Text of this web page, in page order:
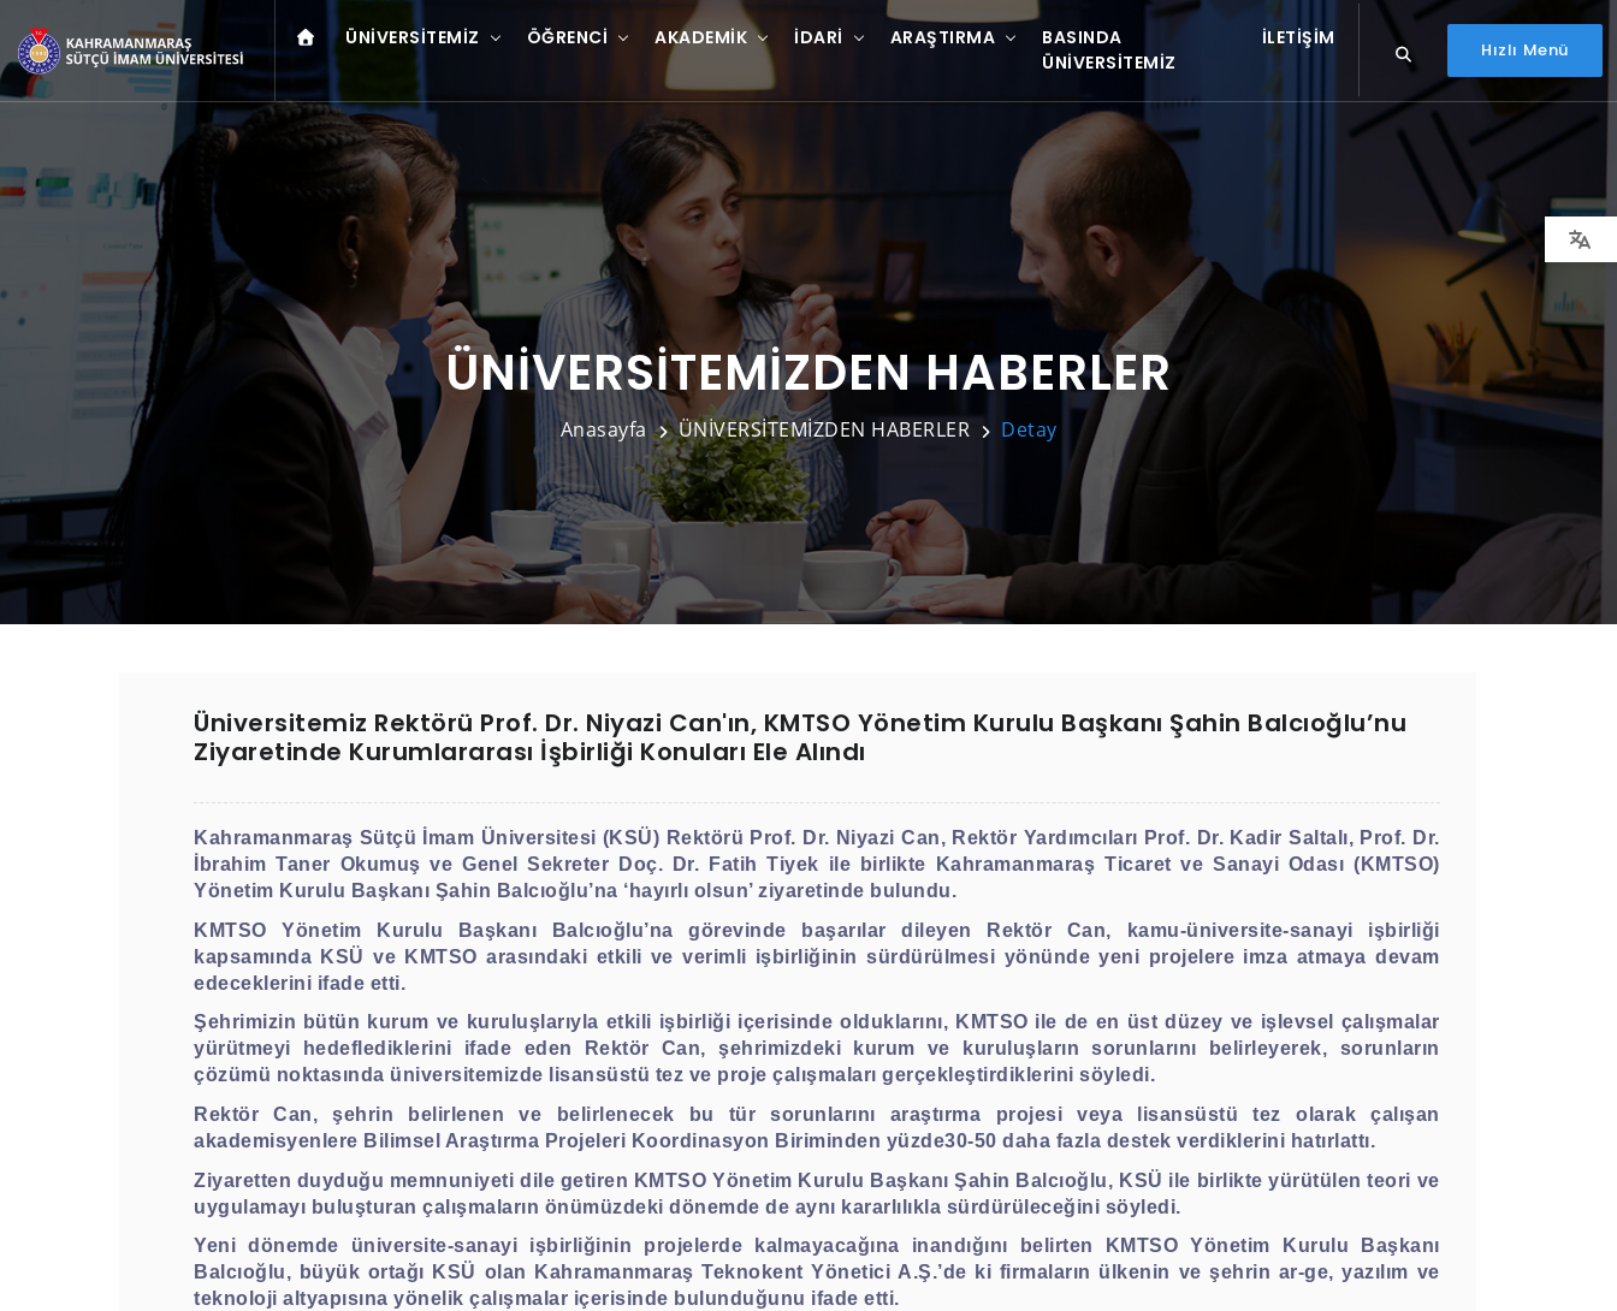
ÜNIVERSITEMIZ ÖĞRENCI AKADEMIK İDARI ARAŞTIRMA
BASINDA
ÜNIVERSITEMIZ
İLETIŞIM
Hızlı Menü
ÜNİVERSİTEMİZDEN HABERLER
Anasayfa ÜNİVERSİTEMİZDEN HABERLER Detay
Üniversitemiz Rektörü Prof. Dr. Niyazi Can'ın, KMTSO Yönetim Kurulu Başkanı Şahin Balcıoğlu’nu
Ziyaretinde Kurumlararası İşbirliği Konuları Ele Alındı
Kahramanmaraş Sütçü İmam Üniversitesi (KSÜ) Rektörü Prof. Dr. Niyazi Can, Rektör Yardımcıları Prof. Dr. Kadir Saltalı, Prof. Dr.
İbrahim Taner Okumuş ve Genel Sekreter Doç. Dr. Fatih Tiyek ile birlikte Kahramanmaraş Ticaret ve Sanayi Odası (KMTSO)
Yönetim Kurulu Başkanı Şahin Balcıoğlu’na ‘hayırlı olsun’ ziyaretinde bulundu.
KMTSO Yönetim Kurulu Başkanı Balcıoğlu’na görevinde başarılar dileyen Rektör Can, kamu-üniversite-sanayi işbirliği
kapsamında KSÜ ve KMTSO arasındaki etkili ve verimli işbirliğinin sürdürülmesi yönünde yeni projelere imza atmaya devam
edeceklerini ifade etti.
Şehrimizin bütün kurum ve kuruluşlarıyla etkili işbirliği içerisinde olduklarını, KMTSO ile de en üst düzey ve işlevsel çalışmalar
yürütmeyi hedeflediklerini ifade eden Rektör Can, şehrimizdeki kurum ve kuruluşların sorunlarını belirleyerek, sorunların
çözümü noktasında üniversitemizde lisansüstü tez ve proje çalışmaları gerçekleştirdiklerini söyledi.
Rektör Can, şehrin belirlenen ve belirlenecek bu tür sorunlarını araştırma projesi veya lisansüstü tez olarak çalışan
akademisyenlere Bilimsel Araştırma Projeleri Koordinasyon Biriminden yüzde30-50 daha fazla destek verdiklerini hatırlattı.
Ziyaretten duyduğu memnuniyeti dile getiren KMTSO Yönetim Kurulu Başkanı Şahin Balcıoğlu, KSÜ ile birlikte yürütülen teori ve
uygulamayı buluşturan çalışmaların önümüzdeki dönemde de aynı kararlılıkla sürdürüleceğini söyledi.
Yeni dönemde üniversite-sanayi işbirliğinin projelerde kalmayacağına inandığını belirten KMTSO Yönetim Kurulu Başkanı
Balcıoğlu, büyük ortağı KSÜ olan Kahramanmaraş Teknokent Yönetici A.Ş.’de ki firmaların ülkenin ve şehrin ar-ge, yazılım ve
teknoloji altyapısına yönelik çalışmalar içerisinde bulunduğunu ifade etti.